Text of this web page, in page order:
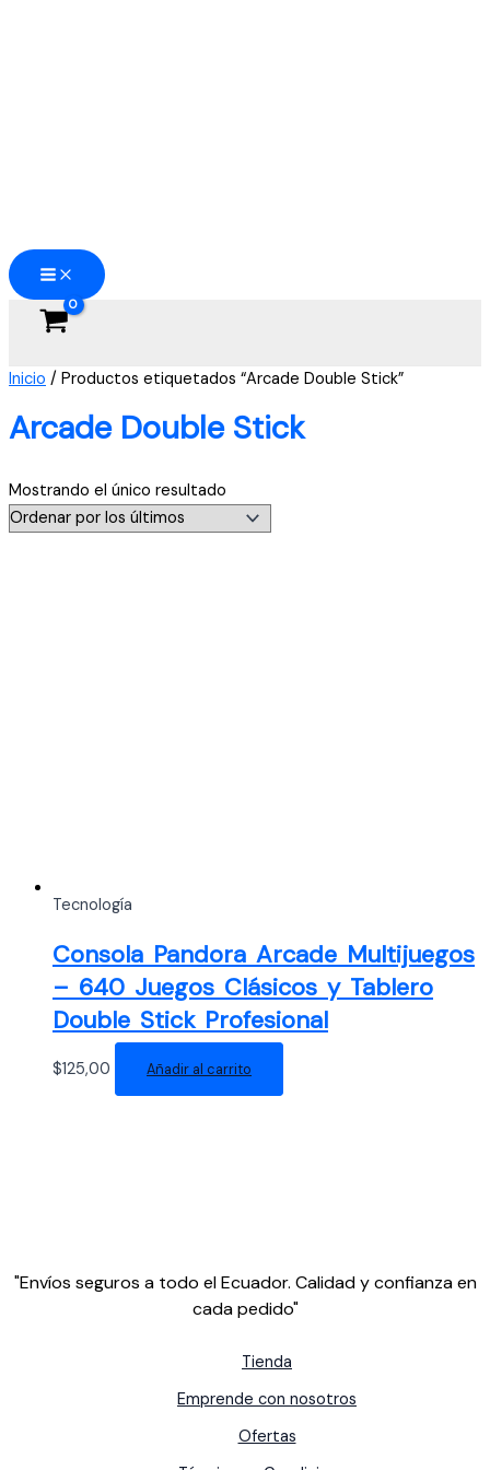
Inicio / Productos etiquetados “Arcade Double Stick”
Arcade Double Stick
Mostrando el único resultado
Tecnología
Consola Pandora Arcade Multijuegos
– 640 Juegos Clásicos y Tablero
Double Stick Profesional
$125,00 Añadir al carrito
"Envíos seguros a todo el Ecuador. Calidad y confianza en
cada pedido"
Tienda
Emprende con nosotros
Ofertas